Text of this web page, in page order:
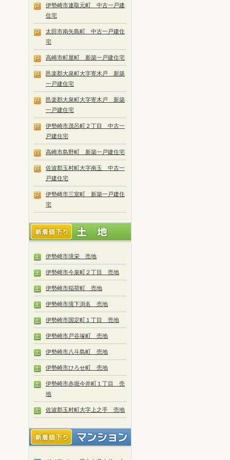
伊勢崎市連取元町 中古一戸建
住宅
太田市南矢島町 中古一戸建住
宅
高崎市町屋町 新築一戸建住宅
邑楽郡大泉町大字寄木戸 新築
一戸建住宅
邑楽郡大泉町大字寄木戸 新築
一戸建住宅
伊勢崎市茂呂町２丁目 中古一
戸建住宅
高崎市島野町 新築一戸建住宅
佐波郡玉村町大字南玉 中古一
戸建住宅
伊勢崎市三室町 新築一戸建住
宅
伊勢崎市境栄 売地
伊勢崎市今泉町２丁目 売地
伊勢崎市稲荷町 売地
伊勢崎市境下渕名 売地
伊勢崎市国定町１丁目 売地
伊勢崎市戸谷塚町 売地
伊勢崎市八斗島町 売地
伊勢崎市ひろせ町 売地
伊勢崎市赤堀今井町１丁目 売
地
佐波郡玉村町大字上之手 売地